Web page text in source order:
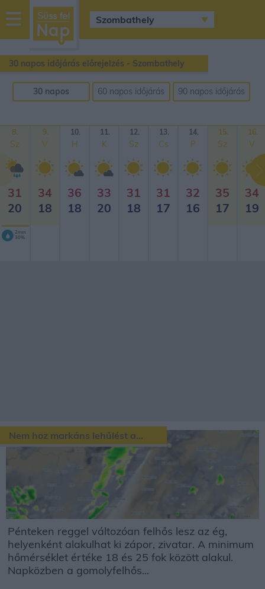
sussfelnap.hu
időjárás
30 napos időjárás előrejelzés - Szombathely
30 napos
időjárás
60 napos időjárás
előrejelzés
90 napos időjárás
előrejelzés
8.
Sz
31
20
2mm
30%
9.
V
34
18
10.
H
36
18
11.
K
33
20
12.
Sz
31
18
13.
Cs
31
17
14.
P
32
16
15.
Sz
35
17
16.
V
34
19
Nem hoz markáns lehűlést a...
Pénteken reggel változóan felhős lesz az ég,
helyenként alakulhat ki zápor, zivatar. A minimum
hőmérséklet értéke 18 és 25 fok között alakul.
Napközben a gomolyfelhős...